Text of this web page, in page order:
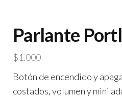
Parlante
$1.000
Botón de encendido y
costados, volumen y mini